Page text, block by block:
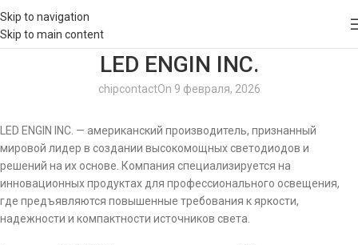
Skip to navigation
Skip to main content
LED ENGIN INC.
chipcontactOn 9 февраля, 2026
LED ENGIN INC. — американский производитель, признанный
мировой лидер в создании высокомощных светодиодов и
решений на их основе. Компания специализируется на
инновационных продуктах для профессионального освещения,
где предъявляются повышенные требования к яркости,
надежности и компактности источников света.